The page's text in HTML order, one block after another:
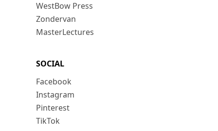
WestBow Press
Zondervan
MasterLectures
SOCIAL
Facebook
Instagram
Pinterest
TikTok